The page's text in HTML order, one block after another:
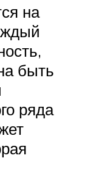
на
быть
ряда